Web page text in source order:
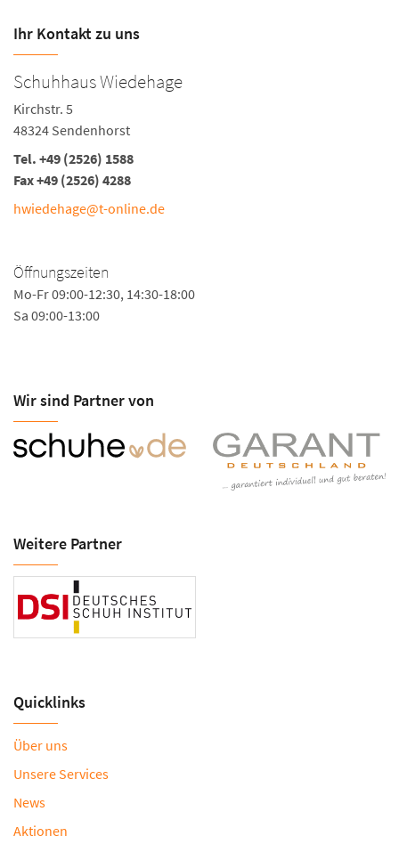
Ihr Kontakt zu uns
Schuhhaus Wiedehage
Kirchstr. 5
48324 Sendenhorst
Tel. +49 (2526) 1588
Fax +49 (2526) 4288
hwiedehage@t-online.de
Öffnungszeiten
Mo-Fr 09:00-12:30, 14:30-18:00
Sa 09:00-13:00
Wir sind Partner von
Weitere Partner
Quicklinks
Über uns
Unsere Services
News
Aktionen